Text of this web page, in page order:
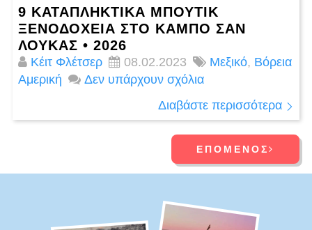
9 ΚΑΤΑΠΛΗΚΤΙΚΆ ΜΠΟΥΤΊΚ
ΞΕΝΟΔΟΧΕΊΑ ΣΤΟ ΚΆΜΠΟ ΣΑΝ
ΛΟΎΚΑΣ • 2026
Κέιτ Φλέτσερ 08.02.2023 Μεξικό, Βόρεια
Αμερική
Δεν υπάρχουν σχόλια
Διαβάστε περισσότερα
ΕΠΌΜΕΝΟΣ